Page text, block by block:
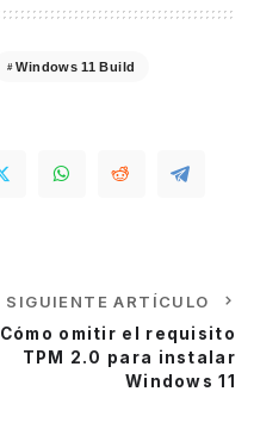
Windows 11 Build
SIGUIENTE ARTÍCULO
Cómo omitir el requisito
TPM 2.0 para instalar
Windows 11